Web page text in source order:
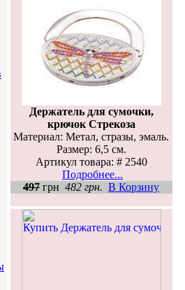
Держатель для сумочки,
крючок Стрекоза
Материал: Метал, стразы, эмаль.
Размер: 6,5 см.
Артикул товара: # 2540
Подробнее...
497 грн 482 грн. В Корзину